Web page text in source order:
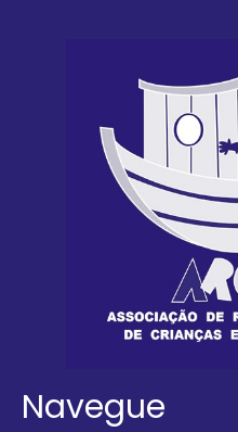
Navegue